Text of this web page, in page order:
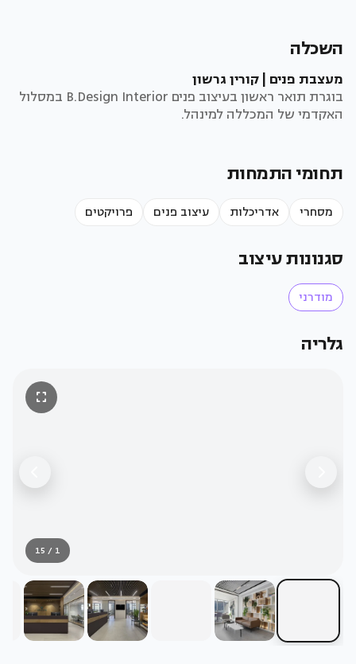
השכלה
מעצבת פנים | קורין גרשון
בוגרת תואר ראשון בעיצוב פנים B.Design Interior במסלול
האקדמי של המכללה למינהל.
תחומי התמחות
מסחרי אדריכלות עיצוב פנים פרויקטים
סגנונות עיצוב
מודרני
גלריה
פדרמן
1 / 15